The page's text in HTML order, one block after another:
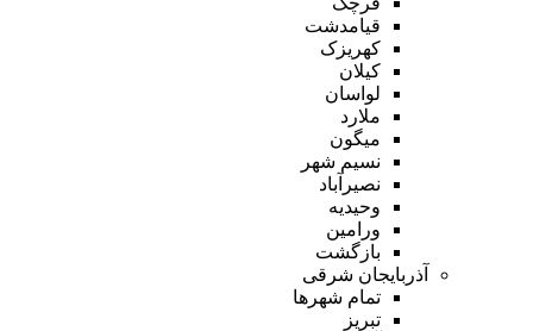
قیامدشت
کهریزک
کیلان
لواسان
ملارد
میگون
نسیم شهر
نصیرآباد
وحیدیه
ورامین
بازگشت
آذربایجان شرقی
تمام شهر‌ها
تبریز